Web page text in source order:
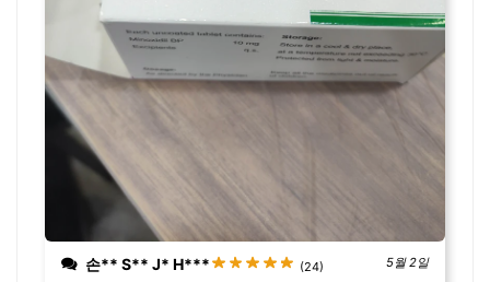
손** S** J* H*** (24) 5월 2일